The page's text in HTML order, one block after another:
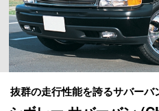
抜群の走行性能を誇るサバーバ